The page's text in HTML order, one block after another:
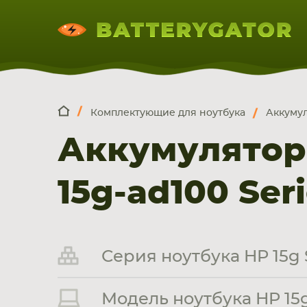
НОУТБУКА
ПЛАНШЕТА
СМАРТФОНА
Комплектующие для ноутбука
15g-ad100
Серия ноутбука HP 15g
Модель ноутбука HP